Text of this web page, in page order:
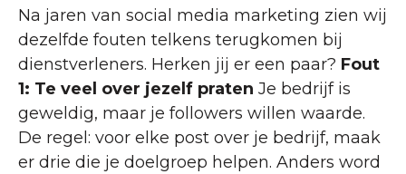
Na jaren van social media marketing zien wij
dezelfde fouten telkens terugkomen bij
dienstverleners. Herken jij er een paar? Fout
1: Te veel over jezelf praten Je bedrijf is
geweldig, maar je followers willen waarde.
De regel: voor elke post over je bedrijf, maak
er drie die je doelgroep helpen. Anders word